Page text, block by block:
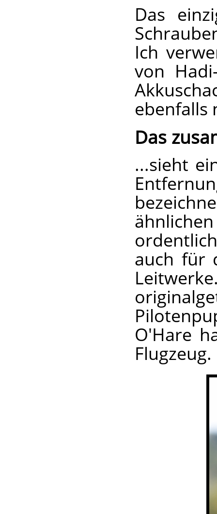
Das
Ich
von
ebenfalls
Das
...sieht
auch für
O'Hare
Flugzeug.